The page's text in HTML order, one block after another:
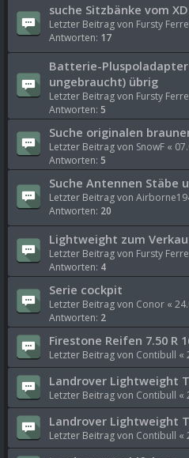
suche Sitzbänke vom XD
Letzter Beitrag von Fursty
Antworten: 17
Batterie-Pluspoladapter
ungebraucht) übrig
Letzter Beitrag von Fursty
Antworten: 5
Suche originalen
Letzter Beitrag von SnowF «
Antworten: 5
Suche Antennen Stäbe
Letzter Beitrag von
Antworten: 20
Lightweight zum
Letzter Beitrag von Fursty
Antworten: 4
Serie cockpit
Letzter Beitrag von Conor «
Antworten: 2
Firestone Reifen 7.50 R
Letzter Beitrag von Contibull «
Landrover Lightweight
Letzter Beitrag von Contibull «
Landrover Lightweight
Letzter Beitrag von Contibull «